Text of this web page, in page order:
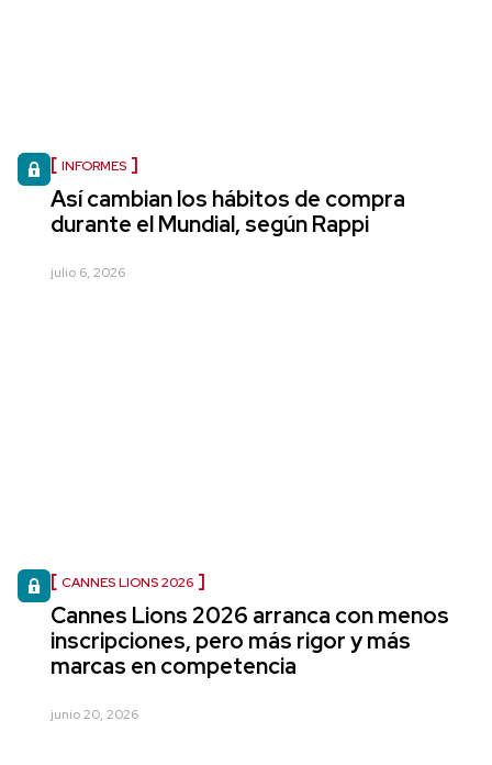
INFORMES
Así cambian los hábitos de compra
durante el Mundial, según Rappi
julio 6, 2026
CANNES LIONS 2026
Cannes Lions 2026 arranca con menos
inscripciones, pero más rigor y más
marcas en competencia
junio 20, 2026